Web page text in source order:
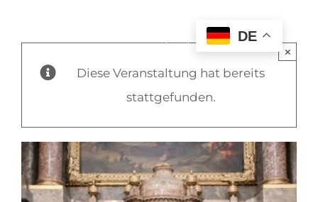
DE
Diese Veranstaltung hat bereits
stattgefunden.
×